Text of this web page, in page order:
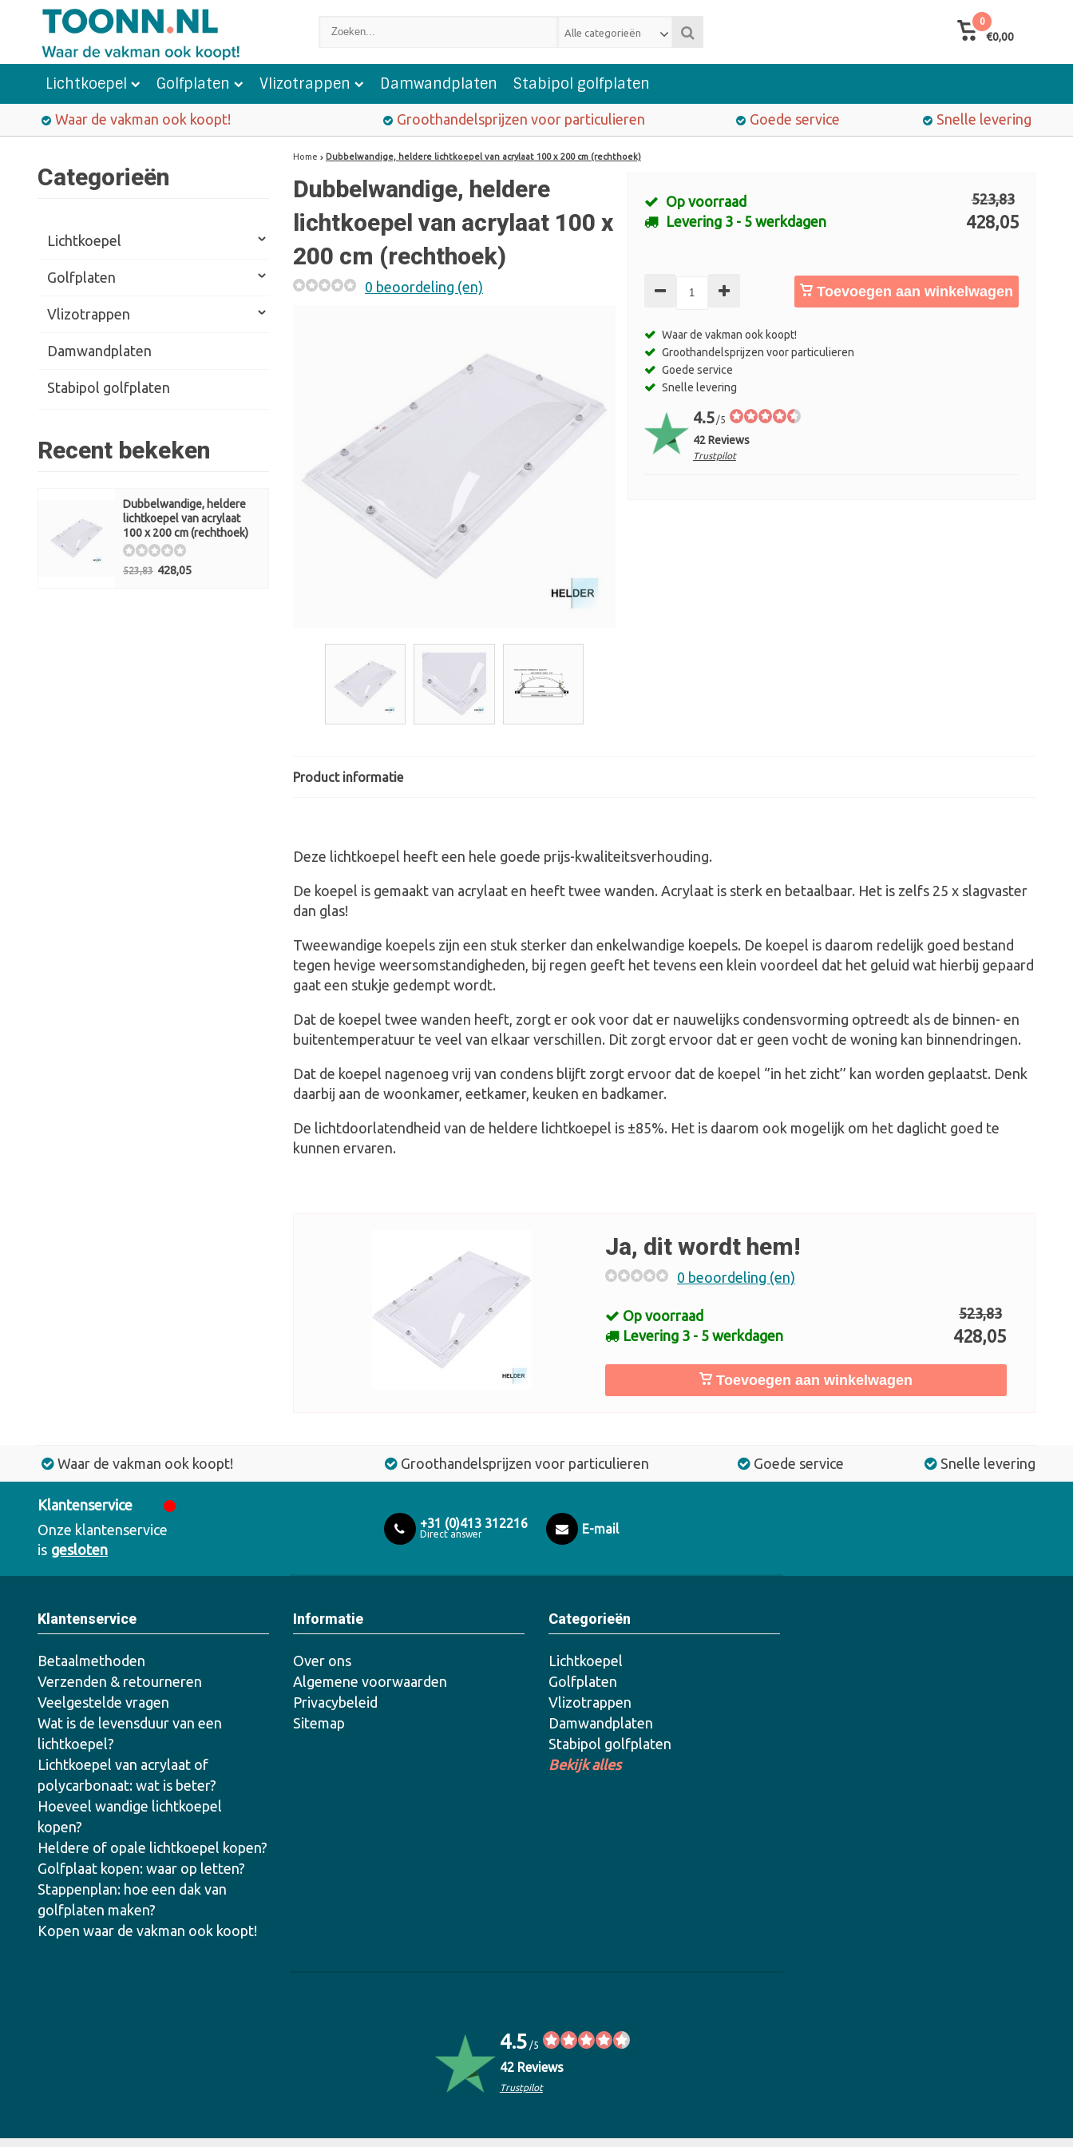
Alle categorieën
0
€0,00
Lichtkoepel Golfplaten Vlizotrappen Damwandplaten Stabipol golfplaten
Waar de vakman ook koopt! Groothandelsprijzen voor particulieren Goede service Snelle levering
Categorieën
Lichtkoepel
Golfplaten
Vlizotrappen
Damwandplaten
Stabipol golfplaten
Recent bekeken
Dubbelwandige, heldere
lichtkoepel van acrylaat
100 x 200 cm (rechthoek)
523,83 428,05
Home Dubbelwandige, heldere lichtkoepel van acrylaat 100 x 200 cm (rechthoek)
Dubbelwandige, heldere
lichtkoepel van acrylaat 100 x
200 cm (rechthoek)
0 beoordeling (en)
Op voorraad
Levering 3 - 5 werkdagen
523,83
428,05
Toevoegen aan winkelwagen
Waar de vakman ook koopt!
Groothandelsprijzen voor particulieren
Goede service
Snelle levering
4.5 /5
42 Reviews
Trustpilot
Product informatie
Deze lichtkoepel heeft een hele goede prijs-kwaliteitsverhouding.
De koepel is gemaakt van acrylaat en heeft twee wanden. Acrylaat is sterk en betaalbaar. Het is zelfs 25 x slagvaster
dan glas!
Tweewandige koepels zijn een stuk sterker dan enkelwandige koepels. De koepel is daarom redelijk goed bestand
tegen hevige weersomstandigheden, bij regen geeft het tevens een klein voordeel dat het geluid wat hierbij gepaard
gaat een stukje gedempt wordt.
Dat de koepel twee wanden heeft, zorgt er ook voor dat er nauwelijks condensvorming optreedt als de binnen- en
buitentemperatuur te veel van elkaar verschillen. Dit zorgt ervoor dat er geen vocht de woning kan binnendringen.
Dat de koepel nagenoeg vrij van condens blijft zorgt ervoor dat de koepel ‘’in het zicht’’ kan worden geplaatst. Denk
daarbij aan de woonkamer, eetkamer, keuken en badkamer.
De lichtdoorlatendheid van de heldere lichtkoepel is ±85%. Het is daarom ook mogelijk om het daglicht goed te
kunnen ervaren.
Ja, dit wordt hem!
0 beoordeling (en)
Op voorraad
Levering 3 - 5 werkdagen
523,83
428,05
Toevoegen aan winkelwagen
Waar de vakman ook koopt! Groothandelsprijzen voor particulieren Goede service Snelle levering
Klantenservice
Onze klantenservice
is gesloten
+31 (0)413 312216
Direct answer E-mail
Klantenservice
Betaalmethoden
Verzenden & retourneren
Veelgestelde vragen
Wat is de levensduur van een
lichtkoepel?
Lichtkoepel van acrylaat of
polycarbonaat: wat is beter?
Hoeveel wandige lichtkoepel
kopen?
Heldere of opale lichtkoepel kopen?
Golfplaat kopen: waar op letten?
Stappenplan: hoe een dak van
golfplaten maken?
Kopen waar de vakman ook koopt!
Informatie
Over ons
Algemene voorwaarden
Privacybeleid
Sitemap
Categorieën
Lichtkoepel
Golfplaten
Vlizotrappen
Damwandplaten
Stabipol golfplaten
Bekijk alles
4.5 /5
42 Reviews
Trustpilot